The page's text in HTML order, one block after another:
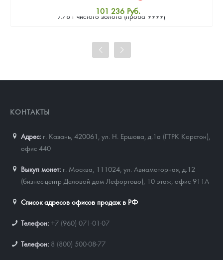
7.78 г чистого золота (проба 9999)
101 236 Руб.
Стандартная цена
Цена выкупа
КОНТАКТЫ
Адрес: г. Казань, 420061 ул. Н. Ершова, д.1а (ГТРК Корстон),
офис 440
Выкуп монет: г. Москва, 111024, ул. Авиамоторная, д.12
(бизнес-центр Деловой дом Лефортово), 10 этаж, офис 911А
Список адресов офисов продаж в РФ
Телефон: +7 (960) 071-01-07
Телефон: 8 (800) 500-08-77